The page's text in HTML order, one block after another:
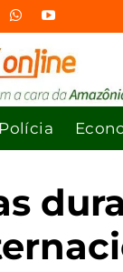
Polícia